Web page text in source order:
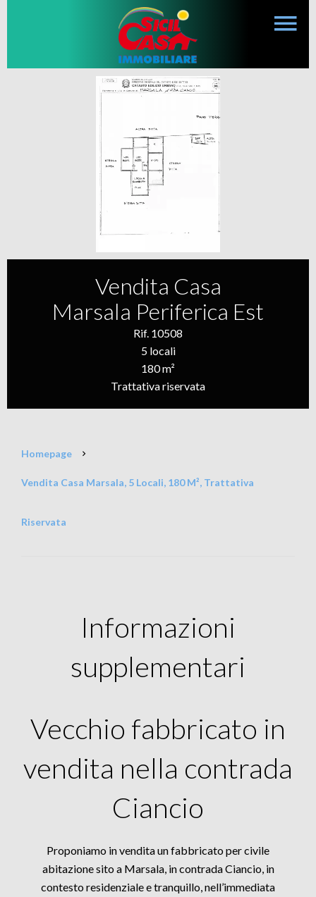
Vendita Casa
Marsala Periferica Est
Rif. 10508
5 locali
180 m²
Trattativa riservata
Homepage
Vendita Casa Marsala, 5 Locali, 180 M², Trattativa
Riservata
Informazioni
supplementari
Vecchio fabbricato in
vendita nella contrada
Ciancio
Proponiamo in vendita un fabbricato per civile
abitazione sito a Marsala, in contrada Ciancio, in
contesto residenziale e tranquillo, nell’immediata